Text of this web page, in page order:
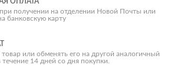
получении на отделении Новой Почты или
банковскую карту
товар или обменять его на другой аналогичный
14 дней со дня покупки.